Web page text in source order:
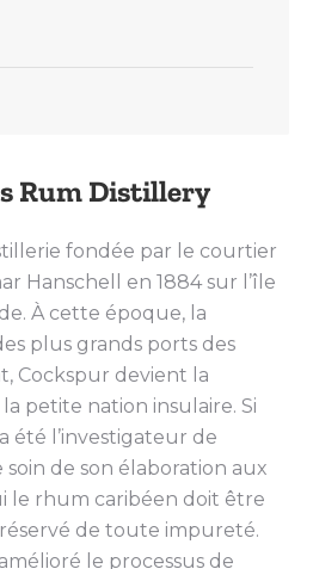
Rum Distillery
fondée par le courtier
Hanschell en 1884 sur l’île
À cette époque, la
plus grands ports des
Cockspur devient la
petite nation insulaire. Si
été l’investigateur de
soin de son élaboration aux
le rhum caribéen doit être
de toute impureté.
le processus de